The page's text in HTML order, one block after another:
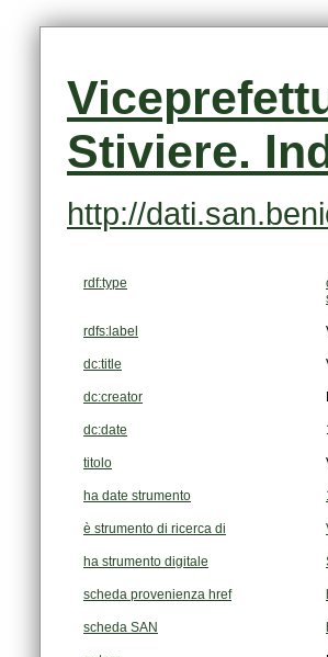
Stiviere.
http://
rdf:type
rdfs:label
dc:title
dc:creator
dc:date
titolo
ha date strumento
è strumento di ricerca di
ha strumento digitale
scheda provenienza href
scheda SAN